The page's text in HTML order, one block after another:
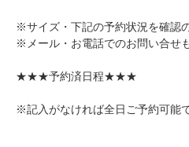
※サイズ・下記の予約状況を確認
※メール・お電話でのお問い合せ
★★★予約済日程★★★
※記入がなければ全日ご予約可能